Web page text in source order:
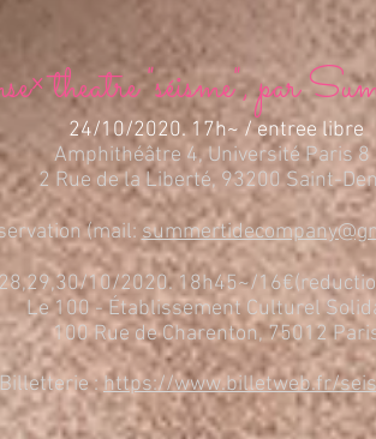
theatre "séisme", par
24/10/2020. 17h~ / entree libre
Amphithéâtre 4, Université Paris
2 Rue de la Liberté, 93200 Saint-
(mail:
28,29,30/10/2020. 18h45~/
Le 100 - Établissement Culturel
100 Rue de Charenton, 75012
Billetterie :https://www.billetweb.fr/